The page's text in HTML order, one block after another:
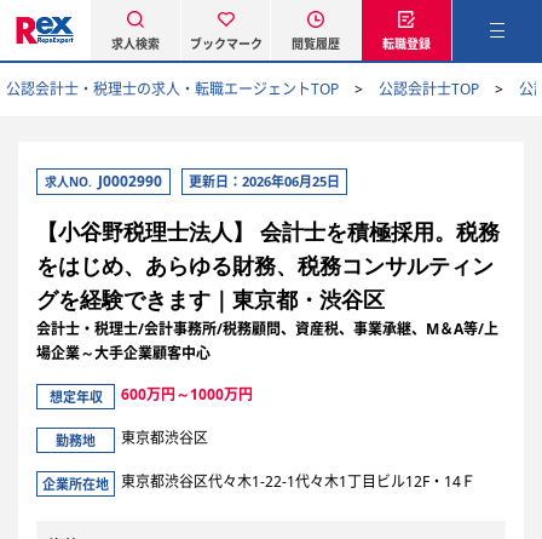
求人検索 ブックマーク 閲覧履歴 転職登録
公認会計士・税理士の求人・転職エージェントTOP 公認会計士TOP 公
求人NO. J0002990 更新日：2026年06月25日
【小谷野税理士法人】 会計士を積極採用。税務
をはじめ、あらゆる財務、税務コンサルティン
グを経験できます｜東京都・渋谷区
会計士・税理士/会計事務所/税務顧問、資産税、事業承継、M＆A等/上
場企業～大手企業顧客中心
想定年収 600万円～1000万円
勤務地 東京都渋谷区
企業所在地 東京都渋谷区代々木1-22-1代々木1丁目ビル12F・14Ｆ